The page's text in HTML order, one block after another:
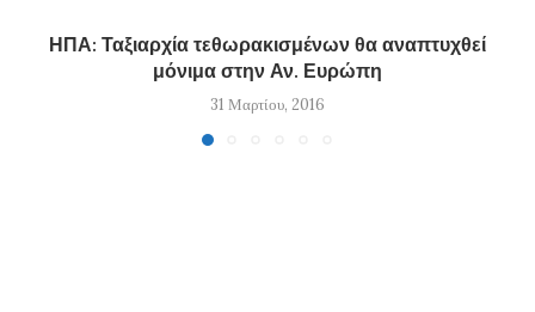
ΗΠΑ: Ταξιαρχία τεθωρακισμένων θα αναπτυχθεί
μόνιμα στην Αν. Ευρώπη
31 Μαρτίου, 2016